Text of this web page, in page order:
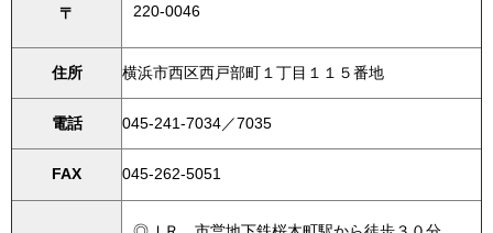
〒 220-0046
住所 横浜市西区西戸部町１丁目１１５番地
電話 045-241-7034／7035
FAX 045-262-5051